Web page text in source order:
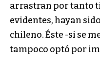
arrastran por tanto
evidentes, hayan
chileno. Éste -si se
tampoco optó por